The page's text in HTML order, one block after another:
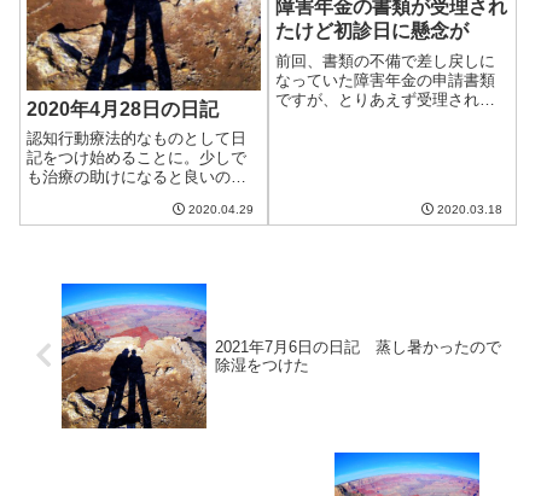
2020年4月28日の日記
認知行動療法的なものとして日
記をつけ始めることに。少しで
も治療の助けになると良いのだ
この長さを続けられるか
雨に。にわか雨的に強く...
2020.04.29
障害年金の書類が受理され
たけど初診日に懸念が
前回、書類の不備で差し戻しに
なっていた障害年金の申請書類
ですが、とりあえず受理されま
2020.03.18
2021年7月6日の日記 蒸し暑かったので
除湿をつけた